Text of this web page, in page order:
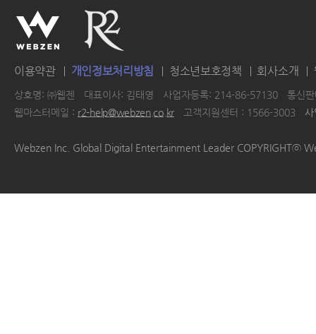
이용약관 개인정보처리방침 청소년보호정책 회사소개
상호명: ㈜웹젠 대표이사: 김태영 사업자등록: 214-86-57130
통신
웹마스터메일 : r2-help@webzen.co.kr 고객지원센터 : 1566-3003
Webzen Inc. Global Digital Entertainment Leader COPYRIGHTⓒ